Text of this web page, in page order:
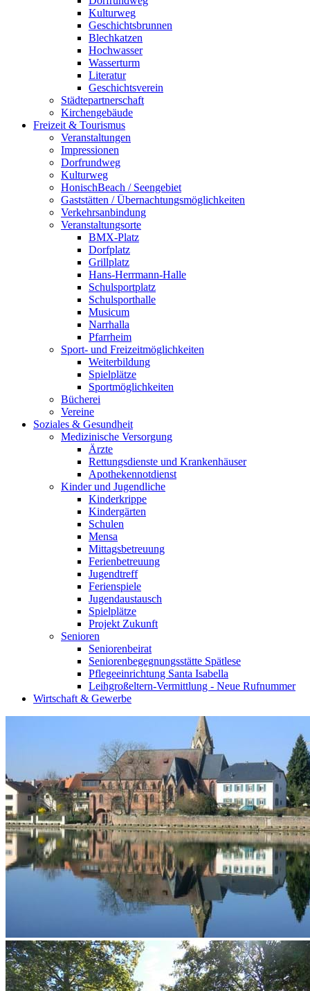
Kulturweg
Geschichtsbrunnen
Blechkatzen
Hochwasser
Wasserturm
Literatur
Geschichtsverein
Städtepartnerschaft
Kirchengebäude
Freizeit & Tourismus
Veranstaltungen
Impressionen
Dorfrundweg
Kulturweg
HonischBeach / Seengebiet
Gaststätten / Übernachtungsmöglichkeiten
Verkehrsanbindung
Veranstaltungsorte
BMX-Platz
Dorfplatz
Grillplatz
Hans-Herrmann-Halle
Schulsportplatz
Schulsporthalle
Musicum
Narrhalla
Pfarrheim
Sport- und Freizeitmöglichkeiten
Weiterbildung
Spielplätze
Sportmöglichkeiten
Bücherei
Vereine
Soziales & Gesundheit
Medizinische Versorgung
Ärzte
Rettungsdienste und Krankenhäuser
Apothekennotdienst
Kinder und Jugendliche
Kinderkrippe
Kindergärten
Schulen
Mensa
Mittagsbetreuung
Ferienbetreuung
Jugendtreff
Ferienspiele
Jugendaustausch
Spielplätze
Projekt Zukunft
Senioren
Seniorenbeirat
Seniorenbegegnungsstätte Spätlese
Pflegeeinrichtung Santa Isabella
Leihgroßeltern-Vermittlung - Neue Rufnummer
Wirtschaft & Gewerbe